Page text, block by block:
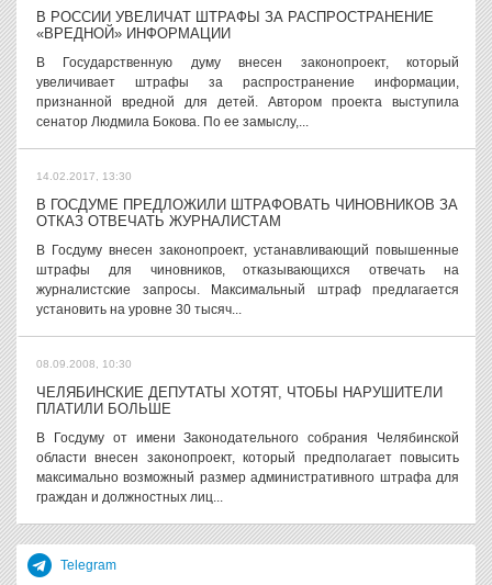
В РОССИИ УВЕЛИЧАТ ШТРАФЫ ЗА РАСПРОСТРАНЕНИЕ
«ВРЕДНОЙ» ИНФОРМАЦИИ
В Государственную думу внесен законопроект, который
увеличивает штрафы за распространение информации,
признанной вредной для детей. Автором проекта выступила
сенатор Людмила Бокова. По ее замыслу,...
14.02.2017, 13:30
В ГОСДУМЕ ПРЕДЛОЖИЛИ ШТРАФОВАТЬ ЧИНОВНИКОВ ЗА
ОТКАЗ ОТВЕЧАТЬ ЖУРНАЛИСТАМ
В Госдуму внесен законопроект, устанавливающий повышенные
штрафы для чиновников, отказывающихся отвечать на
журналистские запросы. Максимальный штраф предлагается
установить на уровне 30 тысяч...
08.09.2008, 10:30
ЧЕЛЯБИНСКИЕ ДЕПУТАТЫ ХОТЯТ, ЧТОБЫ НАРУШИТЕЛИ
ПЛАТИЛИ БОЛЬШЕ
В Госдуму от имени Законодательного собрания Челябинской
области внесен законопроект, который предполагает повысить
максимально возможный размер административного штрафа для
граждан и должностных лиц...
Telegram